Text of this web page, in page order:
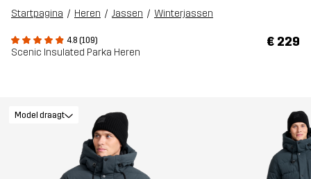
Startpagina Heren Jassen Winterjassen
4.8 (109)
Scenic Insulated Parka Heren
€ 229
Model draagt